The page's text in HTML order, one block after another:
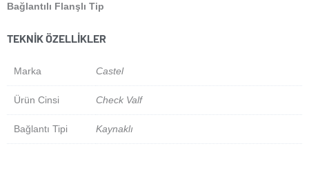
Bağlantılı Flanşlı Tip
TEKNIK ÖZELLIKLER
Marka Castel
Ürün Cinsi Check Valf
Bağlantı Tipi Kaynaklı